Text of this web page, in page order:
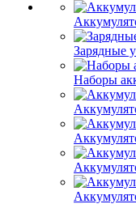
Зарядные
Наборы